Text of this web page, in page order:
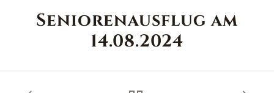
Seniorenausflug am
14.08.2024